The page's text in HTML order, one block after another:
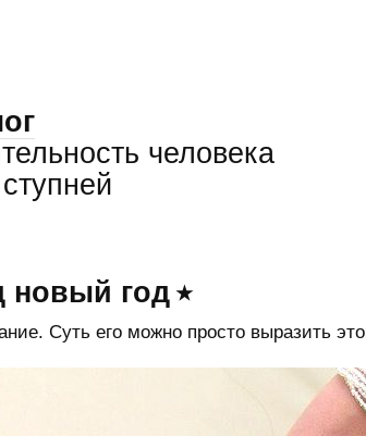
человека
новый год
Суть его можно просто выразить